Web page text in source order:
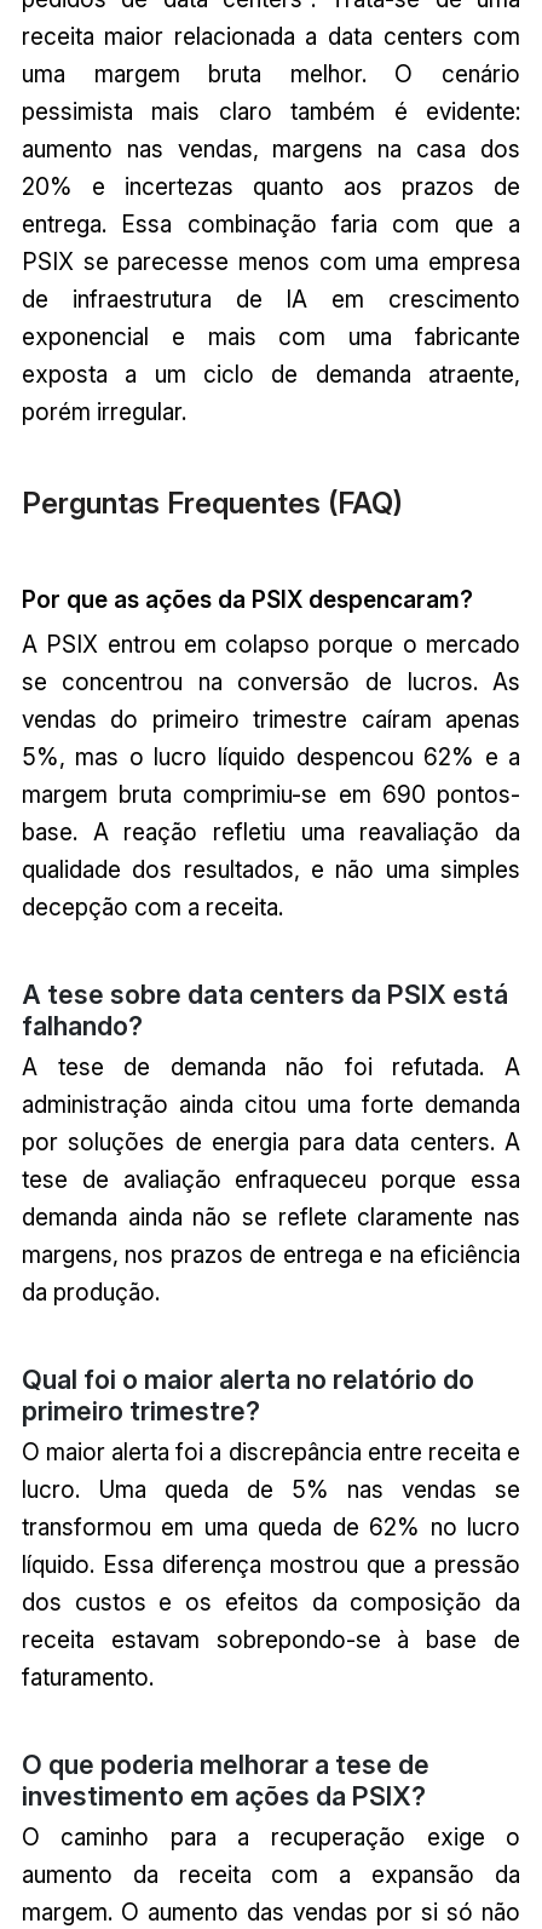
receita maior relacionada a data centers com
uma margem bruta melhor. O cenário
pessimista mais claro também é evidente:
aumento nas vendas, margens na casa dos
20% e incertezas quanto aos prazos de
entrega. Essa combinação faria com que a
PSIX se parecesse menos com uma empresa
de infraestrutura de IA em crescimento
exponencial e mais com uma fabricante
exposta a um ciclo de demanda atraente,
porém irregular.
Perguntas Frequentes (FAQ)
Por que as ações da PSIX despencaram?
A PSIX entrou em colapso porque o mercado
se concentrou na conversão de lucros. As
vendas do primeiro trimestre caíram apenas
5%, mas o lucro líquido despencou 62% e a
margem bruta comprimiu-se em 690 pontos-
base. A reação refletiu uma reavaliação da
qualidade dos resultados, e não uma simples
decepção com a receita.
A tese sobre data centers da PSIX está
falhando?
A tese de demanda não foi refutada. A
administração ainda citou uma forte demanda
por soluções de energia para data centers. A
tese de avaliação enfraqueceu porque essa
demanda ainda não se reflete claramente nas
margens, nos prazos de entrega e na eficiência
da produção.
Qual foi o maior alerta no relatório do
primeiro trimestre?
O maior alerta foi a discrepância entre receita e
lucro. Uma queda de 5% nas vendas se
transformou em uma queda de 62% no lucro
líquido. Essa diferença mostrou que a pressão
dos custos e os efeitos da composição da
receita estavam sobrepondo-se à base de
faturamento.
O que poderia melhorar a tese de
investimento em ações da PSIX?
O caminho para a recuperação exige o
aumento da receita com a expansão da
margem. O aumento das vendas por si só não